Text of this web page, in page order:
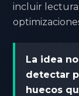
incluir lectura
La idea
detectar
huecos